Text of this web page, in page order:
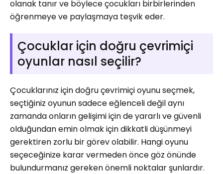
olanak tanır ve böylece çocukları birbirlerinden
öğrenmeye ve paylaşmaya teşvik eder.
Çocuklar için doğru çevrimiçi
oyunlar nasıl seçilir?
Çocuklarınız için doğru çevrimiçi oyunu seçmek,
seçtiğiniz oyunun sadece eğlenceli değil aynı
zamanda onların gelişimi için de yararlı ve güvenli
olduğundan emin olmak için dikkatli düşünmeyi
gerektiren zorlu bir görev olabilir. Hangi oyunu
seçeceğinize karar vermeden önce göz önünde
bulundurmanız gereken önemli noktalar şunlardır.